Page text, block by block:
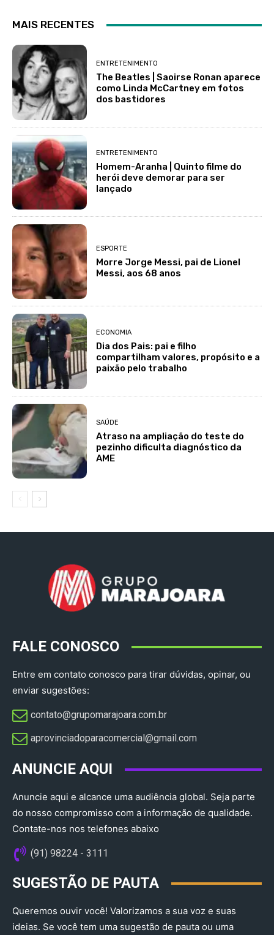
MAIS RECENTES
ENTRETENIMENTO
The Beatles | Saoirse Ronan aparece
como Linda McCartney em fotos
dos bastidores
ENTRETENIMENTO
Homem-Aranha | Quinto filme do
herói deve demorar para ser
lançado
ESPORTE
Morre Jorge Messi, pai de Lionel
Messi, aos 68 anos
ECONOMIA
Dia dos Pais: pai e filho
compartilham valores, propósito e a
paixão pelo trabalho
SAÚDE
Atraso na ampliação do teste do
pezinho dificulta diagnóstico da
AME
FALE CONOSCO
Entre em contato conosco para tirar dúvidas, opinar, ou
enviar sugestões:
contato@grupomarajoara.com.br
aprovinciadoparacomercial@gmail.com​
ANUNCIE AQUI
Anuncie aqui e alcance uma audiência global. Seja parte
do nosso compromisso com a informação de qualidade.
Contate-nos nos telefones abaixo
(91) 98224 - 3111
SUGESTÃO DE PAUTA
Queremos ouvir você! Valorizamos a sua voz e suas
ideias. Se você tem uma sugestão de pauta ou uma